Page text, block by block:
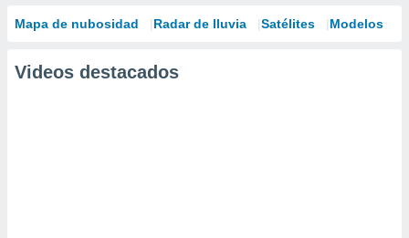
Mapa de nubosidad Radar de lluvia Satélites Modelos
Videos destacados